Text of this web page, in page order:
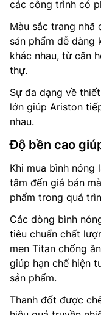
các công trình có
Màu sắc trang nhã
sản phẩm dễ dàng
khác nhau, từ căn
thự.
Sự đa dạng về
lớn giúp Ariston
nhau.
Độ bền cao
Khi mua bình nóng
tâm đến giá bán
phẩm trong quá
Các dòng bình
tiêu chuẩn chất
men Titan chống
giúp hạn chế hiện
sản phẩm.
Thanh đốt được